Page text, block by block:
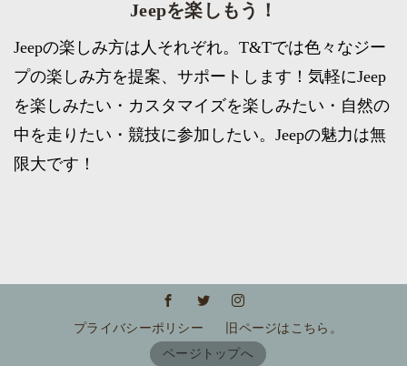
Jeepを楽しもう！
Jeepの楽しみ方は人それぞれ。T&Tでは色々なジー
プの楽しみ方を提案、サポートします！気軽にJeep
を楽しみたい・カスタマイズを楽しみたい・自然の
中を走りたい・競技に参加したい。Jeepの魅力は無
限大です！
プライバシーポリシー
旧ページはこちら。
ページトップへ